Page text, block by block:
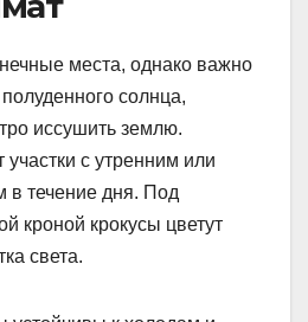
места, однако важно
солнца,
иссушить землю.
с утренним или
в течение дня. Под
кроной крокусы цветут
света.